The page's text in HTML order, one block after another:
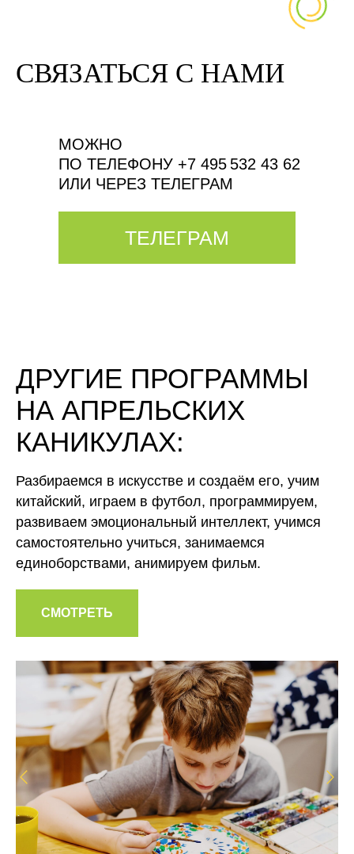
СВЯЗАТЬСЯ С НАМИ
МОЖНО
ПО ТЕЛЕФОНУ +7 495 532 43 62
ИЛИ ЧЕРЕЗ ТЕЛЕГРАМ
ТЕЛЕГРАМ
ДРУГИЕ ПРОГРАММЫ
НА АПРЕЛЬСКИХ
КАНИКУЛАХ:
Разбираемся в искусстве и создаём его, учим
китайский, играем в футбол, программируем,
развиваем эмоциональный интеллект, учимся
самостоятельно учиться, занимаемся
единоборствами, анимируем фильм.
СМОТРЕТЬ